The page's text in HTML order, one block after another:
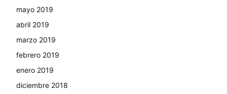
mayo 2019
abril 2019
marzo 2019
febrero 2019
enero 2019
diciembre 2018